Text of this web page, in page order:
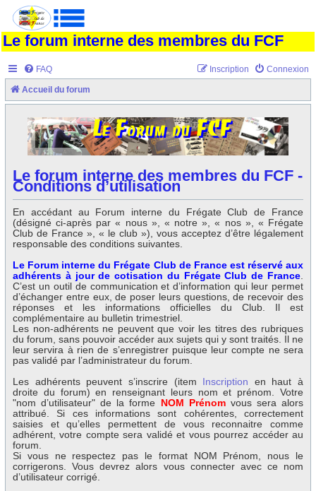
Le forum interne des membres du FCF
FAQ Connexion
Inscription
Accueil du forum
Le forum interne des membres du FCF -
Conditions d’utilisation
En accédant au Forum interne du Frégate Club de France
(désigné ci-après par « nous », « notre », « nos », « Frégate
Club de France », « le club »), vous acceptez d’être légalement
responsable des conditions suivantes.
Le Forum interne du Frégate Club de France est réservé aux
adhérents à jour de cotisation du Frégate Club de France
C’est un outil de communication et d’information qui leur permet
d’échanger entre eux, de poser leurs questions, de recevoir des
réponses et les informations officielles du Club. Il est
complémentaire au bulletin trimestriel.
Les non-adhérents ne peuvent que voir les titres des rubriques
du forum, sans pouvoir accéder aux sujets qui y sont traités. Il ne
leur servira à rien de s’enregistrer puisque leur compte ne sera
pas validé par l’administrateur du forum.
Les adhérents peuvent s’inscrire (item Inscription en haut à
droite du forum) en renseignant leurs nom et prénom. Votre
"nom d’utilisateur" de la forme NOM Prénomvous sera alors
attribué. Si ces informations sont cohérentes, correctement
saisies et qu’elles permettent de vous reconnaitre comme
adhérent, votre compte sera validé et vous pourrez accéder au
forum.
Si vous ne respectez pas le format NOM Prénom, nous le
corrigerons. Vous devrez alors vous connecter avec ce nom
d’utilisateur corrigé.